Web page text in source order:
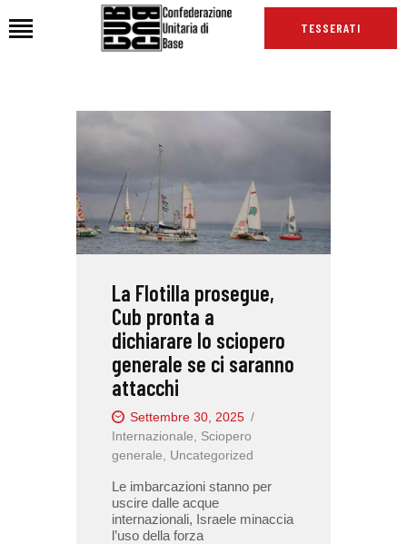
TESSERATI
CHI SIAMO
NEWS
PODCAST CUB
INTERNAZIONALE
RASSEGNA STAMPA
La Flotilla prosegue,
Cub pronta a
dichiarare lo sciopero
generale se ci saranno
attacchi
Settembre 30, 2025
Internazionale
Sciopero
generale
Uncategorized
Le imbarcazioni stanno per
uscire dalle acque
internazionali, Israele minaccia
l’uso della forza